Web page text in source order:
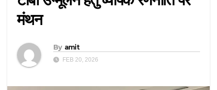
मंथन
By amit
FEB 20, 2026